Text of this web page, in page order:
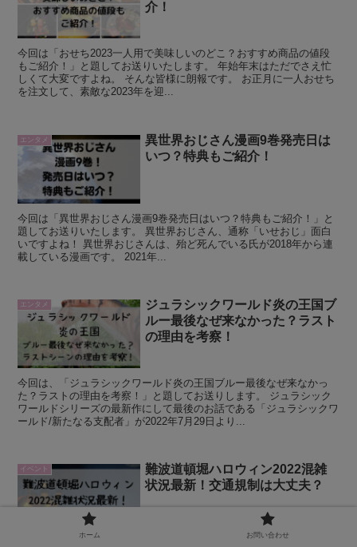
介！
今回は「おせち2023一人用で美味しいのどこ？おすすめ商品の値段
もご紹介！」と題してお送りいたします。 年始年末はただでさえ忙
しくて大変ですよね。 そんな皆様に朗報です。 お正月に一人おせち
を注文して、素敵な2023年を迎...
エンタメ
異世界おじさん漫画9巻発売日は
いつ？特典もご紹介！
今回は「異世界おじさん漫画9巻発売日はいつ？特典もご紹介！」と
題してお送りいたします。 異世界おじさん、通称「いせおじ」面白
いですよね！ 異世界おじさんは、殆ど死んでいる氏が2018年から連
載している漫画です。 2021年...
エンタメ
ジュラシックワールド炎の王国ブ
ルー最後なぜ来なかった？ラスト
の理由を考察！
今回は、「ジュラシックワールド炎の王国ブルー最後なぜ来なかっ
た？ラストの理由を考察！」と題してお送りします。 ジュラシック
ワールドシリーズの最新作にして最後のお話である「ジュラシックワ
ールド/新たなる支配者」が2022年7月29日より...
イベント
難波道頓堀ハロウィン2022混雑
状況最新！交通規制は大丈夫？
ホーム お問い合わせ